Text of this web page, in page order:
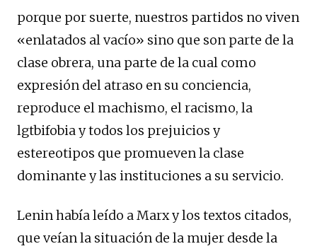
porque por suerte, nuestros partidos no viven
«enlatados al vacío» sino que son parte de la
clase obrera, una parte de la cual como
expresión del atraso en su conciencia,
reproduce el machismo, el racismo, la
lgtbifobia y todos los prejuicios y
estereotipos que promueven la clase
dominante y las instituciones a su servicio.
Lenin había leído a Marx y los textos citados,
que veían la situación de la mujer desde la